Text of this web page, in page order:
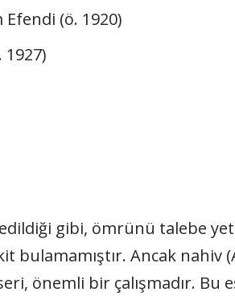
(ö. 1920)
gibi, ömrünü talebe
bulamamıştır. Ancak
önemli bir çalışmadır. Bu